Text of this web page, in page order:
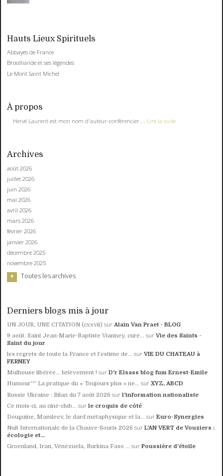
Hauts Lieux Spirituels
Abbayes de France
Brocéliande et ses légendes
Le Mont Saint Michel
À propos
Hervé Laurent est mon nom d'auteur-conférencier.... Lire la suite
Archives
août 2026
juillet 2026
juin 2026
mai 2026
avril 2026
mars 2026
février 2026
janvier 2026
décembre 2025
novembre 2025
Toutes les archives
Derniers blogs mis à jour
UN JOUR, UNE CITATION (cxxvii) surAlain Van Praet - BLOG
9 août. Saint Jean-Marie-Baptiste Vianney, curé... surVie des Saints -
Saint du jour
les regrets de toute la France et l'estime de... surVIE DU CHATEAU à
FERNEY
Mulhouse libérée… brièvement ! surD'r Elsass blog fum Ernest-Emile
Humour²²² La pratique du « Toujours plus » ne... surXYZ, ABCD
Russie Ukraine : Bilan du 7 août 2026 surl'information nationaliste
Ce mois-ci, au ciné-club... surle croquis de côté
Douguine, Mamleev, le dard métaphysique et la... surEuro-Synergies
Nuit Internationale de la Chauve-Souris 2026 surL'AN VERT de Vouziers :
écologie et...
Groenland, Iran, Vénézuela, Burkina Faso ... surPoussière d'étoile